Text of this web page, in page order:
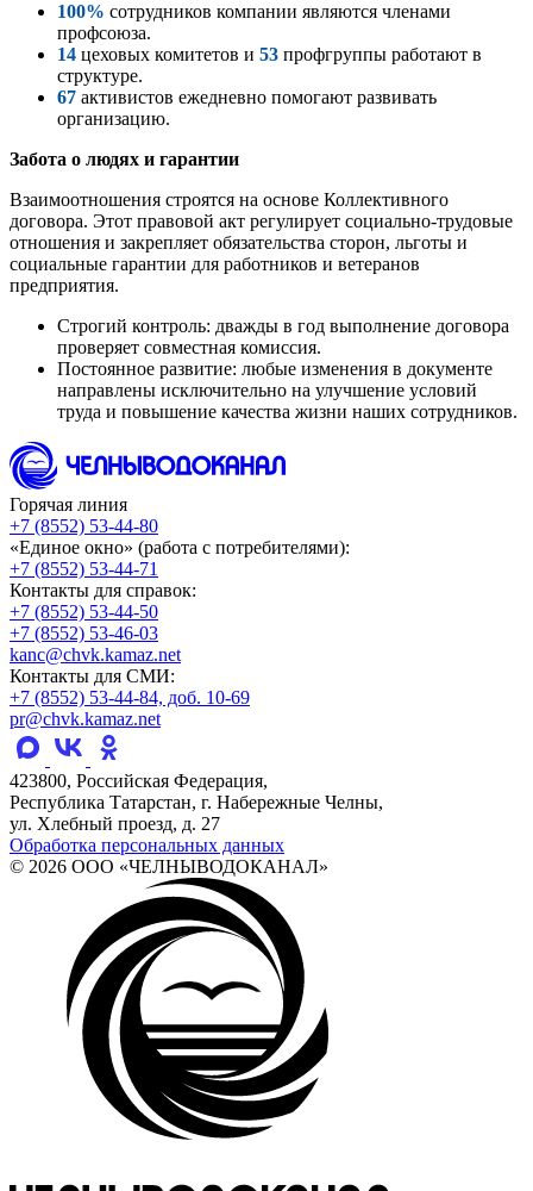
100% сотрудников компании являются членами
профсоюза.
14 цеховых комитетов и 53 профгруппы работают в
структуре.
67 активистов ежедневно помогают развивать
организацию.
Забота о людях и гарантии
Взаимоотношения строятся на основе Коллективного
договора. Этот правовой акт регулирует социально-трудовые
отношения и закрепляет обязательства сторон, льготы и
социальные гарантии для работников и ветеранов
предприятия.
Строгий контроль: дважды в год выполнение договора
проверяет совместная комиссия.
Постоянное развитие: любые изменения в документе
направлены исключительно на улучшение условий
труда и повышение качества жизни наших сотрудников.
Горячая линия
+7 (8552) 53-44-80
«Единое окно» (работа с потребителями):
+7 (8552) 53-44-71
Контакты для справок:
+7 (8552) 53-44-50
+7 (8552) 53-46-03
kanc@chvk.kamaz.net
Контакты для СМИ:
+7 (8552) 53-44-84, доб. 10-69
pr@chvk.kamaz.net
423800, Российская Федерация,
Республика Татарстан, г. Набережные Челны,
ул. Хлебный проезд, д. 27
Обработка персональных данных
© 2026 ООО «ЧЕЛНЫВОДОКАНАЛ»